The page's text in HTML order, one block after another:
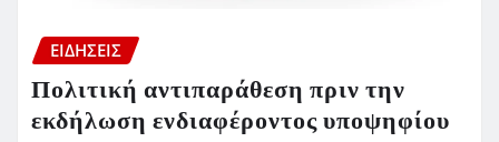
ΕΙΔΗΣΕΙΣ
Πολιτική αντιπαράθεση πριν την
εκδήλωση ενδιαφέροντος υποψηφίου